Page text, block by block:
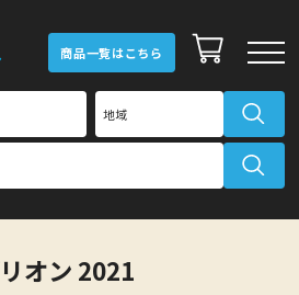
商品一覧はこちら
ワイン倶楽部
オン 2021